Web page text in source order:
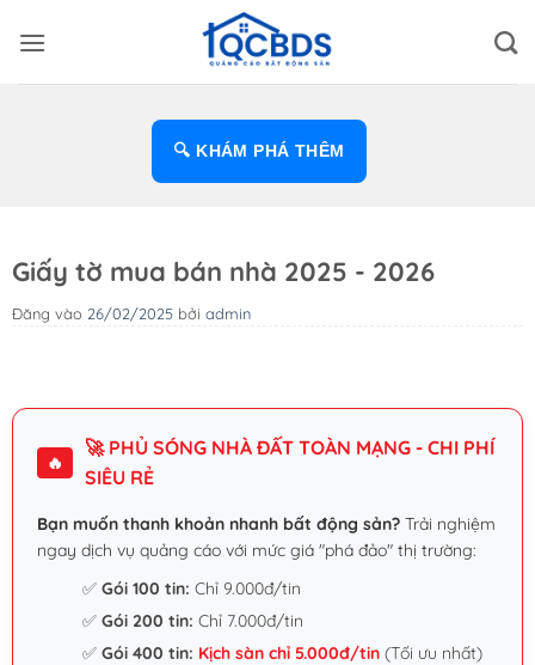
qua
🔍 KHÁM PHÁ THÊM
Giấy tờ mua bán nhà 2025 - 2026
Đăng vào 26/02/2025 bởi admin
🔥
🚀 PHỦ SÓNG NHÀ ĐẤT TOÀN MẠNG - CHI PHÍ
SIÊU RẺ
Bạn muốn thanh khoản nhanh bất động sản? Trải nghiệm
ngay dịch vụ quảng cáo với mức giá "phá đảo" thị trường:
✅Gói 100 tin: Chỉ 9.000đ/tin
✅Gói 200 tin: Chỉ 7.000đ/tin
✅Gói 400 tin: Kịch sàn chỉ 5.000đ/tin (Tối ưu nhất)